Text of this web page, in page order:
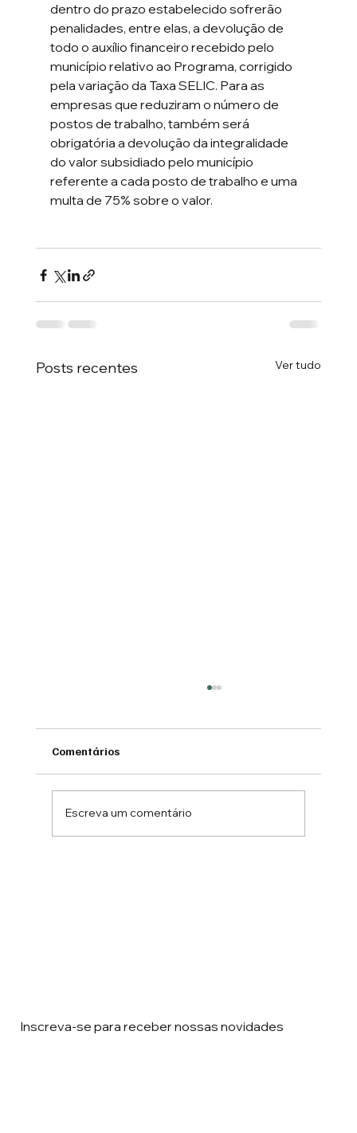
dentro do prazo estabelecido sofrerão
penalidades, entre elas, a devolução de
todo o auxílio financeiro recebido pelo
município relativo ao Programa, corrigido
pela variação da Taxa SELIC. Para as
empresas que reduziram o número de
postos de trabalho, também será
obrigatória a devolução da integralidade
do valor subsidiado pelo município
referente a cada posto de trabalho e uma
multa de 75% sobre o valor.
Posts recentes Ver tudo
Comentários
Escreva um comentário
Inscreva-se para receber nossas novidades